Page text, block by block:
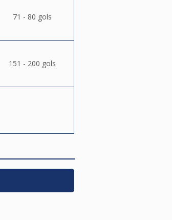
71 - 80 gols
151 - 200 gols